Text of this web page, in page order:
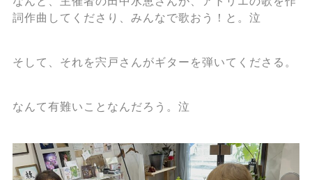
詞作曲してくださり、みんなで歌おう！と。泣
そして、それを宍戸さんがギターを弾いてくださる。
なんて有難いことなんだろう。泣